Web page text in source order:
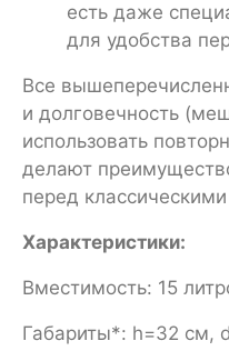
есть даже
для удобства
Все
и долговечность
использовать
делают
перед
Характеристики:
Вместимость: 15
Габариты*: h=32 см,